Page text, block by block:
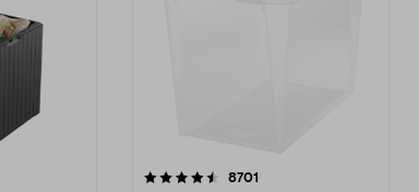
8701
4.5 av 5 stjerner